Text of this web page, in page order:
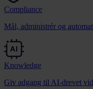
Compliance
Mål, administrér og
Knowledge
Giv adgang til AI-drevet